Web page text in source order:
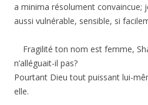
a minima résolument convaincue;
aussi vulnérable, sensible, si
Fragilité ton nom est femme,
n’alléguait-il pas?
Pourtant Dieu tout puissant lui-
elle.